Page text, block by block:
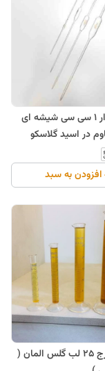
پیپت حبابدار 1 سی سی شیشه ای
افزودن به سبد
استوانه مدرج 25 لب گلس المان (